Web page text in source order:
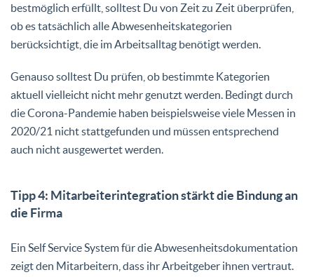
bestmöglich erfüllt, solltest Du von Zeit zu Zeit überprüfen,
ob es tatsächlich alle Abwesenheitskategorien
berücksichtigt, die im Arbeitsalltag benötigt werden.
Genauso solltest Du prüfen, ob bestimmte Kategorien
aktuell vielleicht nicht mehr genutzt werden. Bedingt durch
die Corona-Pandemie haben beispielsweise viele Messen in
2020/21 nicht stattgefunden und müssen entsprechend
auch nicht ausgewertet werden.
Tipp 4: Mitarbeiterintegration stärkt die Bindung an
die Firma
Ein Self Service System für die Abwesenheitsdokumentation
zeigt den Mitarbeitern, dass ihr Arbeitgeber ihnen vertraut.